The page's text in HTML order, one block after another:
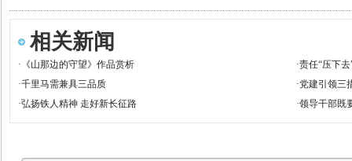
相关新闻
· 《山那边的守望》作品赏析 ·责任“压下去
·千里马需兼具三品质 ·党建引领三
·弘扬铁人精神 走好新长征路 ·领导干部既